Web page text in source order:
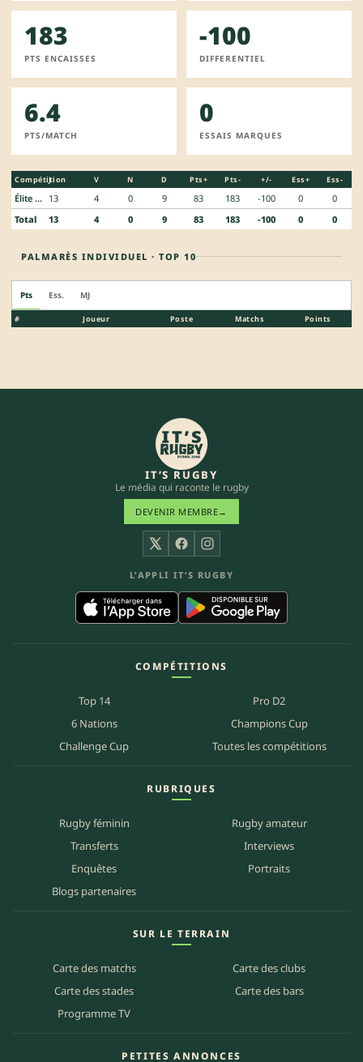
183
PTS ENCAISSES
-100
DIFFERENTIEL
6.4
PTS/MATCH
0
ESSAIS MARQUES
Compétition
J V N D Pts+ Pts- +/- Ess+ Ess-
Élite 1 Féminin 13 4 0 9 83 183 -100 0
0
Total
13 4 0 9 83 183 -100 0 0
PALMARÈS INDIVIDUEL · TOP 10
Pts Ess. MJ
# Joueur Poste Matchs Points
IT’S RUGBY
Le média qui raconte le rugby
DEVENIR MEMBRE→
X FacebookInstagram
L’APPLI IT’S RUGBY
COMPÉTITIONS
Top 14
Pro D2
6 Nations
Champions Cup
Challenge Cup
Toutes les compétitions
RUBRIQUES
Rugby féminin
Rugby amateur
Transferts
Interviews
Enquêtes
Portraits
Blogs partenaires
SUR LE TERRAIN
Carte des matchs
Carte des clubs
Carte des stades
Carte des bars
Programme TV
PETITES ANNONCES